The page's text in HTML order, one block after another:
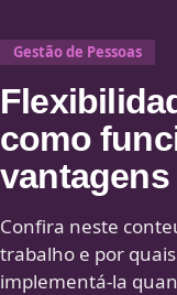
Gestão de Pessoas
como
Confira neste
trabalho e por
implementá-la